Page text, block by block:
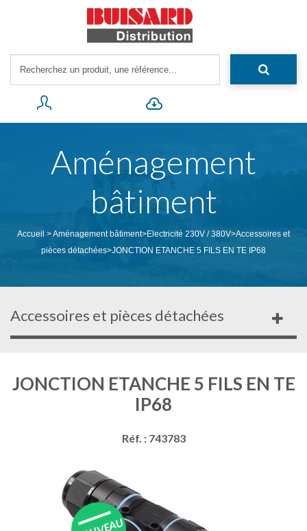
Aménagement
bâtiment
Accueil >Aménagement bâtiment>Electricité 230V / 380V>Accessoires et
pièces détachées>JONCTION ETANCHE 5 FILS EN TE IP68
Accessoires et pièces détachées
JONCTION ETANCHE 5 FILS EN TE
IP68
Réf. : 743783